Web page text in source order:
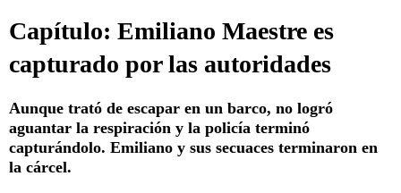
Capítulo: Emiliano Maestre es
capturado por las autoridades
Aunque trató de escapar en un barco, no logró
aguantar la respiración y la policía terminó
capturándolo. Emiliano y sus secuaces terminaron en
la cárcel.